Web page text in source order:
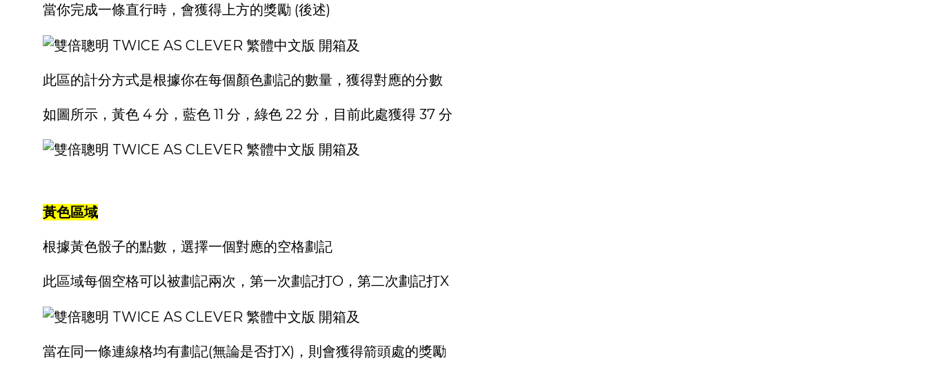
當你完成一條直行時，會獲得上方的獎勵 (後述)
此區的計分方式是根據你在每個顏色劃記的數量，獲得對應的分數
如圖所示，黃色 4 分，藍色 11 分，綠色 22 分，目前此處獲得 37 分
黃色區域
根據黃色骰子的點數，選擇一個對應的空格劃記
此區域每個空格可以被劃記兩次，第一次劃記打O，第二次劃記打X
當在同一條連線格均有劃記(無論是否打X)，則會獲得箭頭處的獎勵